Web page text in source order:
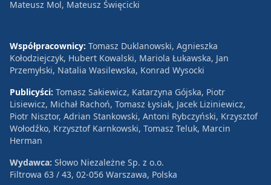
Mateusz Mol, Mateusz Święcicki
Współpracownicy: Tomasz Duklanowski, Agnieszka
Kołodziejczyk, Hubert Kowalski, Mariola Łukawska, Jan
Przemyłski, Natalia Wasilewska, Konrad Wysocki
Publicyści: Tomasz Sakiewicz, Katarzyna Gójska, Piotr
Lisiewicz, Michał Rachoń, Tomasz Łysiak, Jacek Liziniewicz,
Piotr Nisztor, Adrian Stankowski, Antoni Rybczyński, Krzysztof
Wołodźko, Krzysztof Karnkowski, Tomasz Teluk, Marcin
Herman
Wydawca: Słowo Niezależne Sp. z o.o.
Filtrowa 63 / 43, 02-056 Warszawa, Polska